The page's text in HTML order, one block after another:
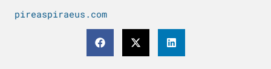
pireaspiraeus.com